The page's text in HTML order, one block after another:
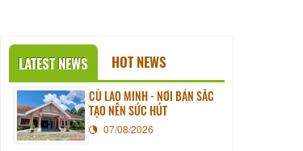
LATEST NEWS HOT NEWS
CÙ LAO MINH - NƠI BẢN SẮC
TẠO NÊN SỨC HÚT
07/08/2026